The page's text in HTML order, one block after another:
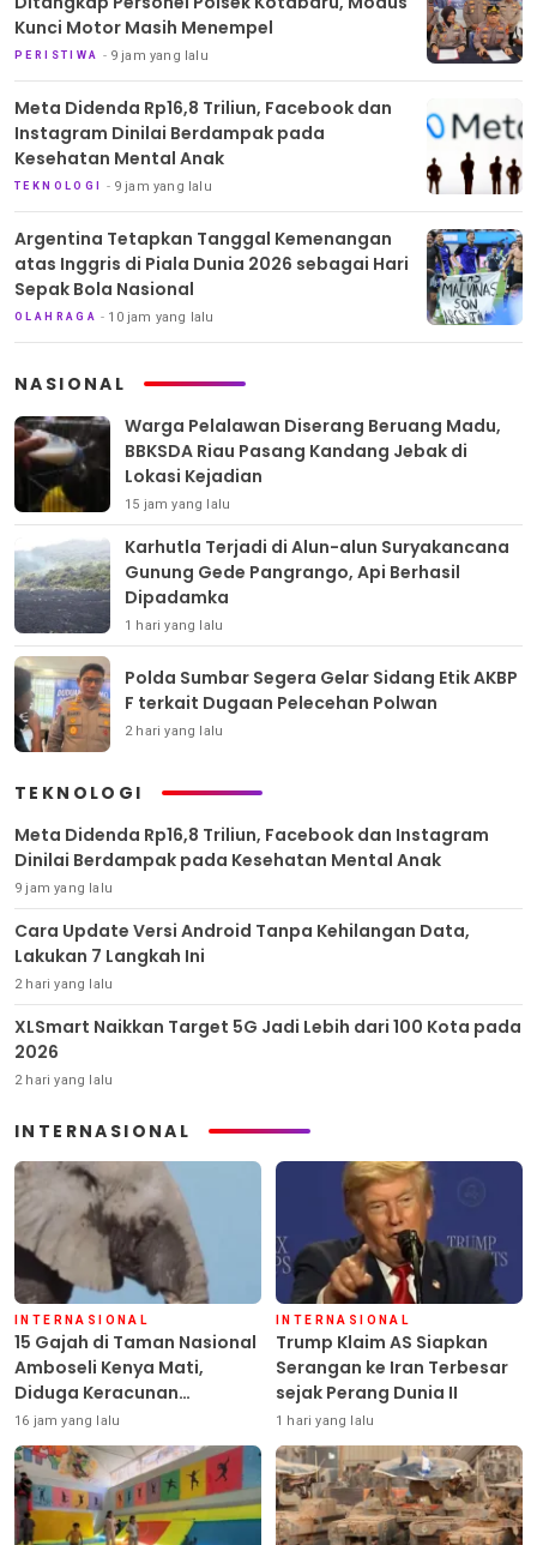
Kunci Motor Masih Menempel
PERISTIWA 9 jam yang lalu
Meta Didenda Rp16,8 Triliun, Facebook dan
Instagram Dinilai Berdampak pada
Kesehatan Mental Anak
TEKNOLOGI 9 jam yang lalu
Argentina Tetapkan Tanggal Kemenangan
atas Inggris di Piala Dunia 2026 sebagai Hari
Sepak Bola Nasional
OLAHRAGA 10 jam yang lalu
NASIONAL
Warga Pelalawan Diserang Beruang Madu,
BBKSDA Riau Pasang Kandang Jebak di
Lokasi Kejadian
15 jam yang lalu
Karhutla Terjadi di Alun-alun Suryakancana
Gunung Gede Pangrango, Api Berhasil
Dipadamka
1 hari yang lalu
Polda Sumbar Segera Gelar Sidang Etik AKBP
F terkait Dugaan Pelecehan Polwan
2 hari yang lalu
TEKNOLOGI
Meta Didenda Rp16,8 Triliun, Facebook dan Instagram
Dinilai Berdampak pada Kesehatan Mental Anak
9 jam yang lalu
Cara Update Versi Android Tanpa Kehilangan Data,
Lakukan 7 Langkah Ini
2 hari yang lalu
XLSmart Naikkan Target 5G Jadi Lebih dari 100 Kota pada
2026
2 hari yang lalu
INTERNASIONAL
INTERNASIONAL
15 Gajah di Taman Nasional
Amboseli Kenya Mati,
Diduga Keracunan
Pestisida
16 jam yang lalu
INTERNASIONAL
Trump Klaim AS Siapkan
Serangan ke Iran Terbesar
sejak Perang Dunia II
1 hari yang lalu